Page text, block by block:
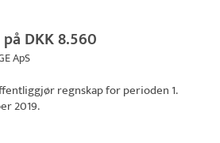
DKK 8.560
ApS
regnskap for perioden 1.
2019.